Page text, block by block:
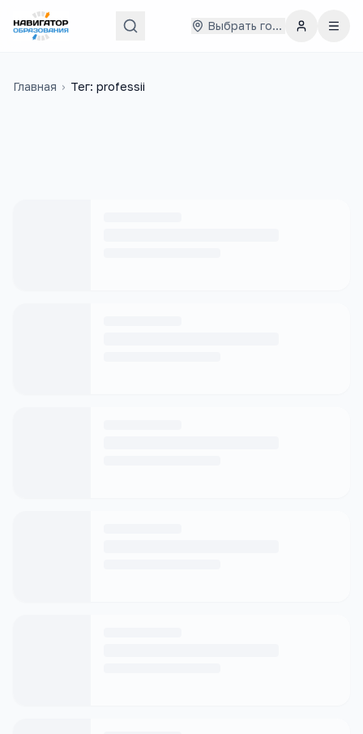
Выбрать город
Главная › Тег: professii